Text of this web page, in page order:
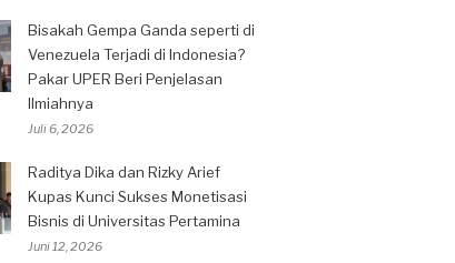
Bisakah Gempa Ganda seperti di
Venezuela Terjadi di Indonesia?
Pakar UPER Beri Penjelasan
Ilmiahnya
Juli 6, 2026
Raditya Dika dan Rizky Arief
Kupas Kunci Sukses Monetisasi
Bisnis di Universitas Pertamina
Juni 12, 2026